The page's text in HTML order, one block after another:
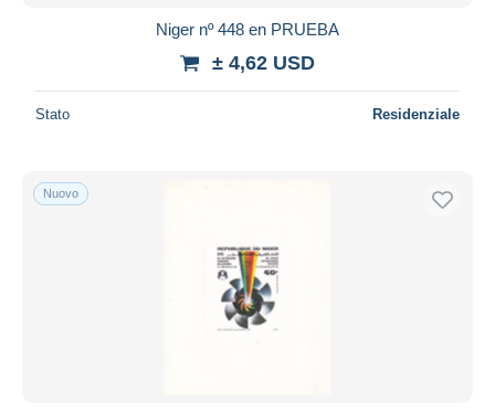
Niger nº 448 en PRUEBA
± 4,62 USD
Stato Residenziale
Nuovo